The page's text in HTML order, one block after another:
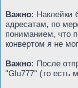
Важно: Наклейки
адресатам, по
пониманием, что
конвертом я не
Важно: После
"Glu777" (то есть